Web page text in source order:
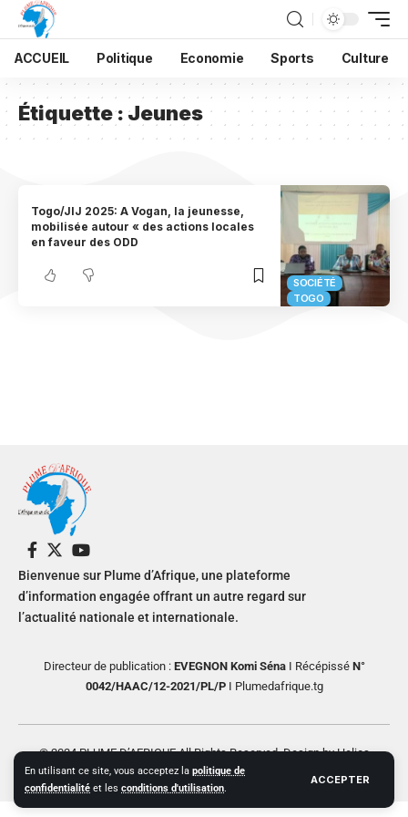
En utilisant ce site, vous acceptez la politique de
confidentialité et les conditions d'utilisation.
ACCEPTER
ACCUEIL Politique Economie Sports Culture
Étiquette : Jeunes
SOCIÉTÉ
TOGO
Togo/JIJ 2025: A Vogan, la jeunesse,
mobilisée autour « des actions locales
en faveur des ODD
Bienvenue sur Plume d’Afrique, une plateforme
d’information engagée offrant un autre regard sur
l’actualité nationale et internationale.
Directeur de publication : EVEGNON Komi SénaI RécépisséN°
0042/HAAC/12-2021/PL/PI Plumedafrique.tg
© 2024 PLUME D’AFRIQUE All Rights Reserved. Design by Helios
Creative